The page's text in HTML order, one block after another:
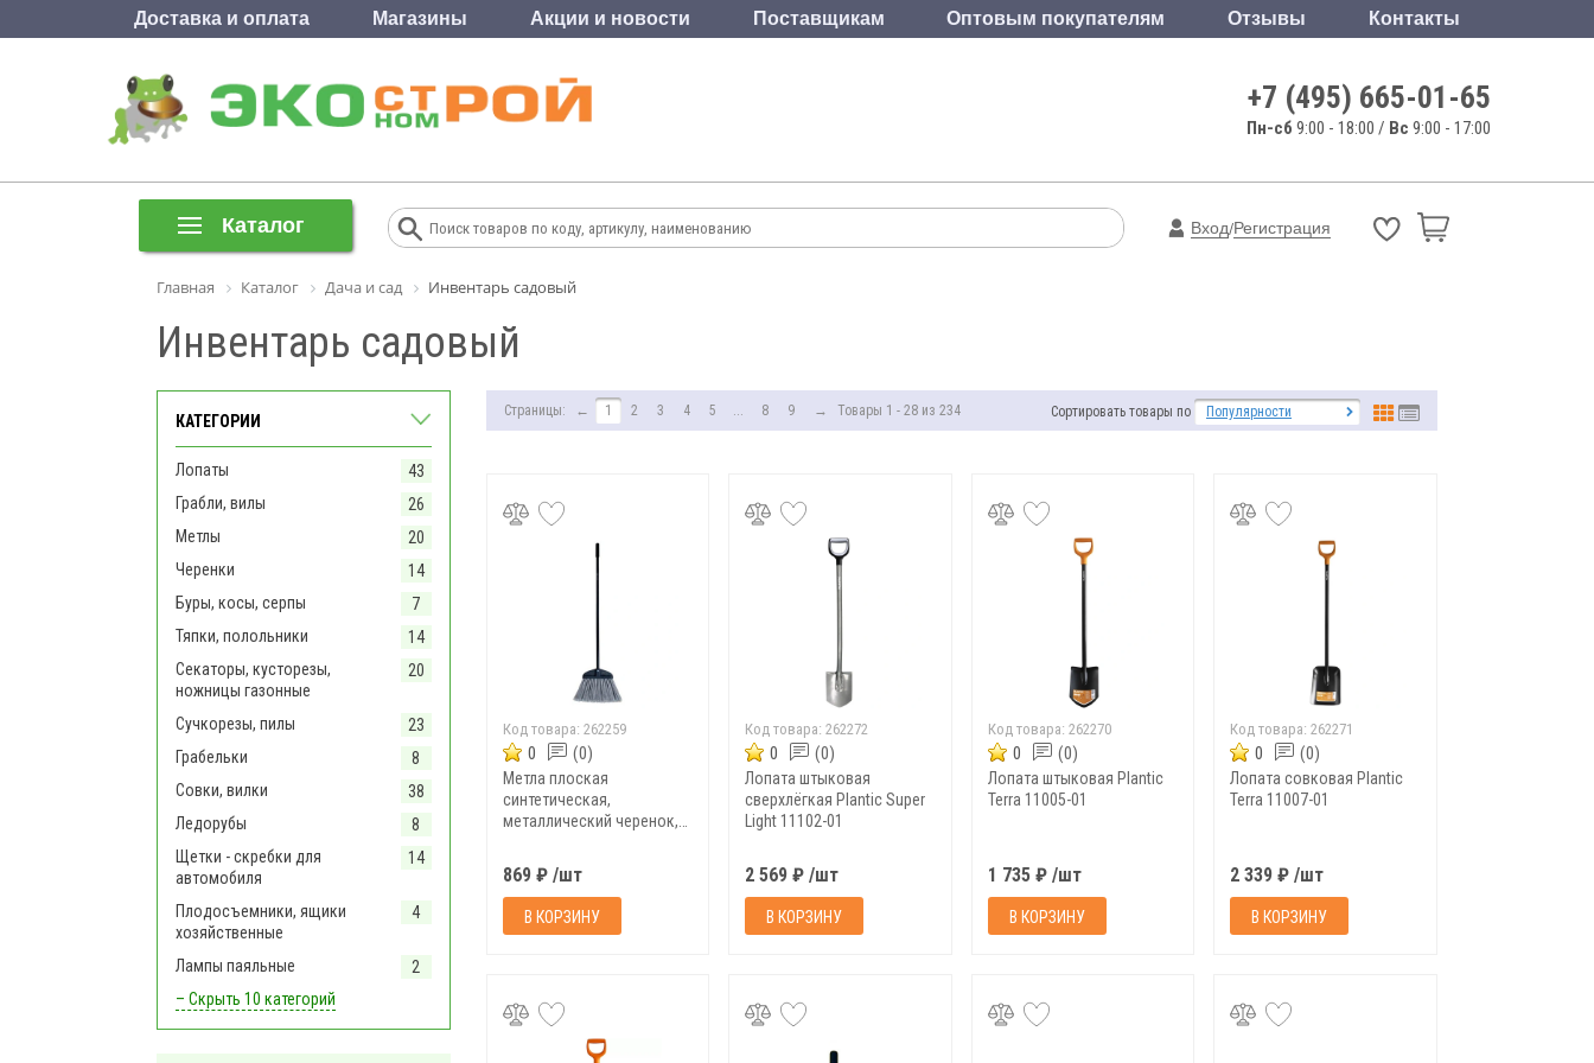
Доставка и оплата Магазины Акции и новости Поставщикам Оптовым покупателям Отзывы Контакты
+7 (495) 665-01-65
Пн-сб 9:00 - 18:00 / Вс 9:00 - 17:00
Каталог Вход/Регистрация
Главная Каталог Дача и сад Инвентарь садовый
Инвентарь садовый
КАТЕГОРИИ
Лопаты
43
Грабли, вилы
26
Метлы
20
Черенки
14
Буры, косы, серпы
7
Тяпки, полольники
14
Секаторы, кусторезы,
ножницы газонные
20
Сучкорезы, пилы
23
Грабельки
8
Совки, вилки
38
Ледорубы
8
Щетки - скребки для
автомобиля
14
Плодосъемники, ящики
хозяйственные
4
Лампы паяльные
2
– Скрыть 10 категорий
Страницы: ← 1 2 3 4 5 8 9 → Товары 1 - 28 из 234 Сортировать товары по Популярности
Код товара: 262259
0 (0)
Метла плоская
синтетическая,
металлический черенок,
14101
869 ₽ /шт
В КОРЗИНУ
Код товара:262272
0 (0)
Лопата штыковая
сверхлёгкая Plantic Super
Light 11102-01
2 569 ₽ /шт
В КОРЗИНУ
Код товара: 262270
0 (0)
Лопата штыковая Plantic
Terra 11005-01
1 735 ₽ /шт
В КОРЗИНУ
Код товара:262271
0 (0)
Лопата совковая Plantic
Terra 11007-01
2 339 ₽ /шт
В КОРЗИНУ